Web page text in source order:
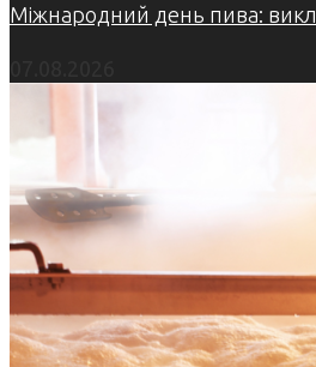
Міжнародний день пива: